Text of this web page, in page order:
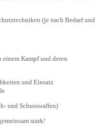
(je nach Bedarf und
Kampf und deren
und Einsatz
und Schusswaffen)
stark!